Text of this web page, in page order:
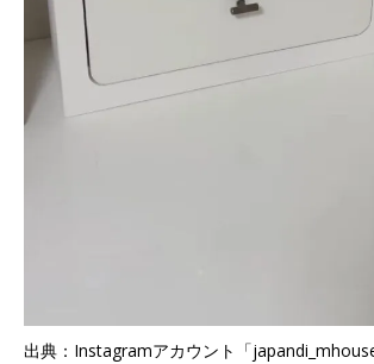
出典：Instagramアカウント「japandi_mhouse